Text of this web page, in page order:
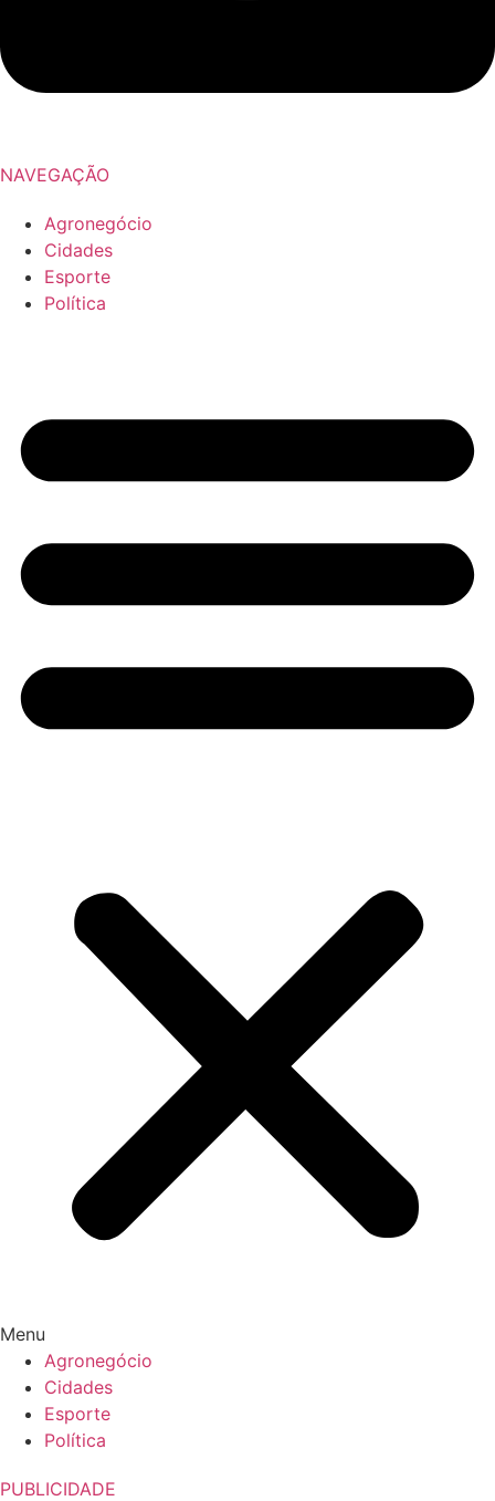
NAVEGAÇÃO
Agronegócio
Cidades
Esporte
Política
Menu
Agronegócio
Cidades
Esporte
Política
PUBLICIDADE